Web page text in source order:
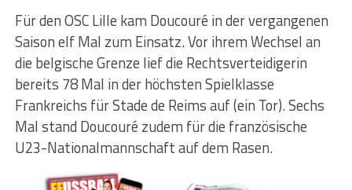
Für den OSC Lille kam Doucouré in der vergangenen
Saison elf Mal zum Einsatz. Vor ihrem Wechsel an
die belgische Grenze lief die Rechtsverteidigerin
bereits 78 Mal in der höchsten Spielklasse
Frankreichs für Stade de Reims auf (ein Tor). Sechs
Mal stand Doucouré zudem für die französische
U23-Nationalmannschaft auf dem Rasen.